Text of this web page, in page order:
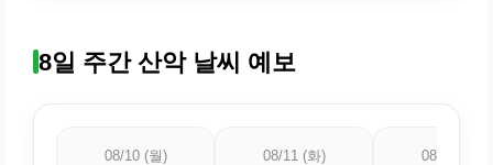
8일 주간 산악 날씨 예보
08/10 (월) 08/11 (화) 08/12 (수)